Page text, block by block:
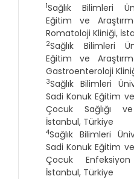
1Sağlık Bilimleri
Eğitim ve
Romatoloji Kliniği,
2Sağlık Bilimleri
Eğitim ve
Gastroenteroloji
3Sağlık Bilimleri
Sadi Konuk Eğitim
Çocuk Sağlığı
İstanbul, Türkiye
4Sağlık Bilimleri
Sadi Konuk Eğitim
Çocuk Enfeksiyon
İstanbul, Türkiye